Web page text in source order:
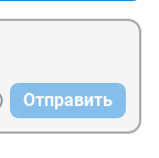
Отправить